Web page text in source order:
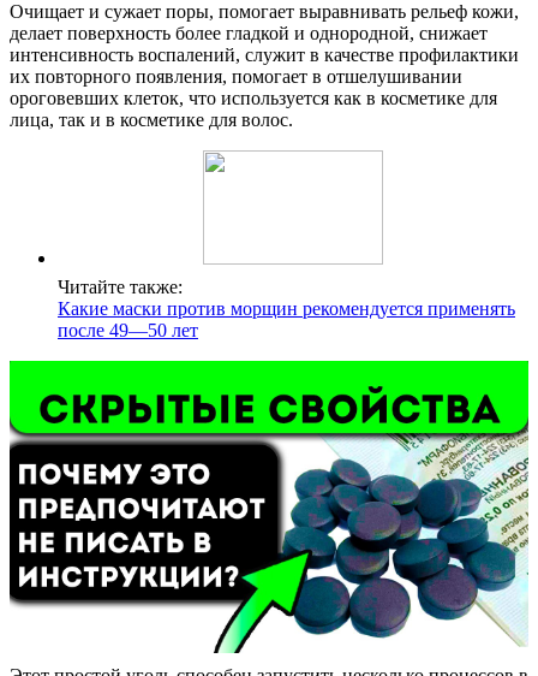
Очищает и сужает поры, помогает выравнивать рельеф кожи,
делает поверхность более гладкой и однородной, снижает
интенсивность воспалений, служит в качестве профилактики
их повторного появления, помогает в отшелушивании
ороговевших клеток, что используется как в косметике для
лица, так и в косметике для волос.
Читайте также:
Какие маски против морщин рекомендуется применять
после 49—50 лет